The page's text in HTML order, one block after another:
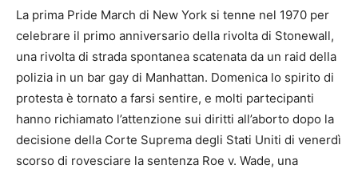
La prima Pride March di New York si tenne nel 1970 per
celebrare il primo anniversario della rivolta di Stonewall,
una rivolta di strada spontanea scatenata da un raid della
polizia in un bar gay di Manhattan. Domenica lo spirito di
protesta è tornato a farsi sentire, e molti partecipanti
hanno richiamato l’attenzione sui diritti all’aborto dopo la
decisione della Corte Suprema degli Stati Uniti di venerdì
scorso di rovesciare la sentenza Roe v. Wade, una